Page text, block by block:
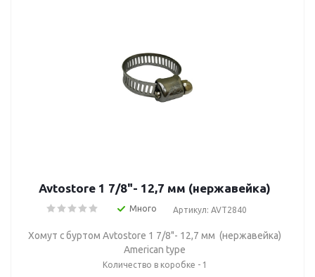
Avtostore 1 7/8"- 12,7 мм (нержавейка)
Много Артикул: AVT2840
Хомут с буртом Avtostore 1 7/8"- 12,7 мм (нержавейка)
American type
Количество в коробке - 1